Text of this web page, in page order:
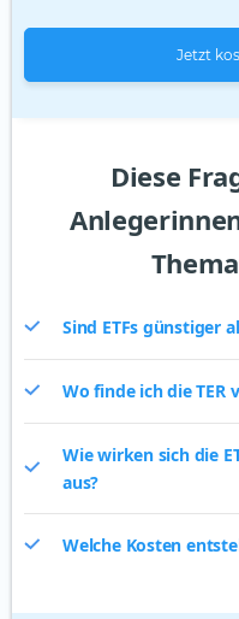
Jetzt
Diese
Sind ETFs günstiger
Wo finde ich die TER
Wie wirken sich die
aus?
Welche Kosten